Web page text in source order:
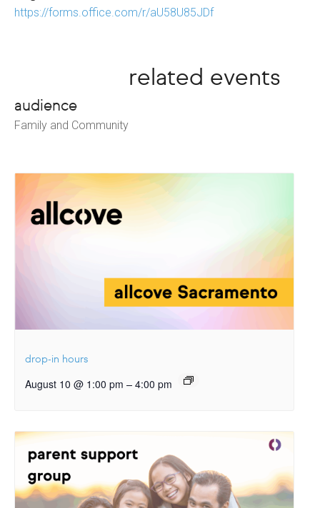
https://forms.office.com/r/aU58U85JDf
audience
Family and Community
related events
drop-in hours
August 10 @ 1:00 pm – 4:00 pm